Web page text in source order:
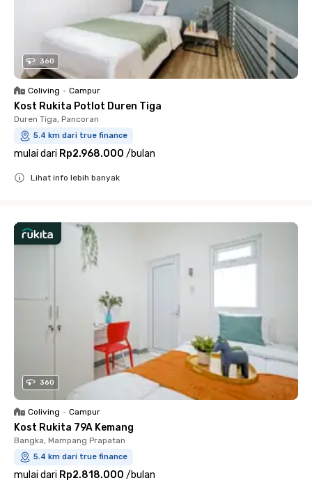
360
Coliving • Campur
Kost Rukita Potlot Duren Tiga
Duren Tiga, Pancoran
5.4 km dari true finance
mulai dari Rp2.968.000 /bulan
Lihat info lebih banyak
360
Coliving • Campur
Kost Rukita 79A Kemang
Bangka, Mampang Prapatan
5.4 km dari true finance
mulai dari Rp2.818.000 /bulan